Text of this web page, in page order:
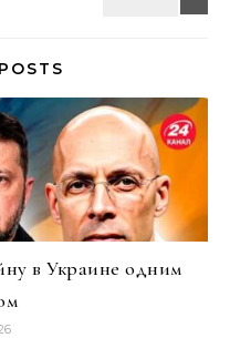
в Украине одним